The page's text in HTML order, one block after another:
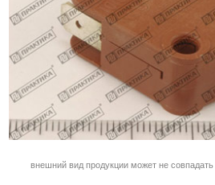
внешний вид продукции может не